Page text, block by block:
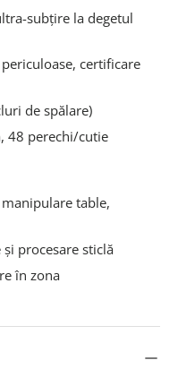
subțire la degetul
certificare
de spălare)
48 perechi/cutie
table,
procesare sticlă
în zona